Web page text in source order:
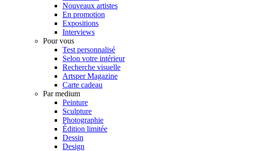
Nouveaux artistes
En promotion
Expositions
Interviews
Pour vous
Test personnalisé
Selon votre intérieur
Recherche visuelle
Artsper Magazine
Carte cadeau
Par medium
Peinture
Sculpture
Photographie
Édition limitée
Dessin
Design